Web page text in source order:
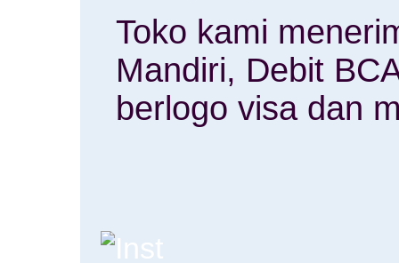
Toko kami
Mandiri, Debit
berlogo visa dan